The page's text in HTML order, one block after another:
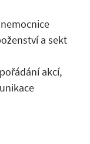
a sekt
akcí,